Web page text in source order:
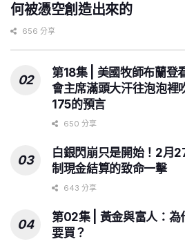
何被憑空創造出來的
656 分享
第18集 | 美國牧師布蘭登
會主席滿頭大汗往泡泡
175的預言
650 分享
白銀閃崩只是開始！2月
制現金結算的致命一擊
643 分享
第02集 | 黃金與富人：為
要買？